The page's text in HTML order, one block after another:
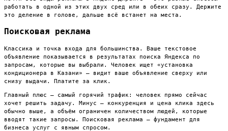
работать в одной из этих двух сред или в обеих сразу. Держите
это деление в голове, дальше всё встанет на места.
Поисковая реклама
Классика и точка входа для большинства. Ваше текстовое
объявление показывается в результатах поиска Яндекса по
запросам, которые вы выбрали. Человек ищет «установка
кондиционера в Казани» — видит ваше объявление сверху или
снизу выдачи. Платите за клик.
Главный плюс — самый горячий трафик: человек прямо сейчас
хочет решить задачу. Минус — конкуренция и цена клика здесь
обычно выше, а объём ограничен количеством людей, которые
вводят такие запросы. Поисковая реклама — фундамент для
бизнеса услуг с явным спросом.